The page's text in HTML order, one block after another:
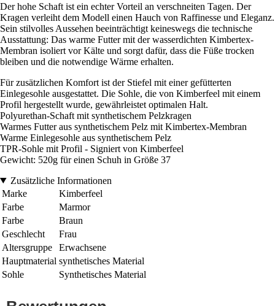
Der hohe Schaft ist ein echter Vorteil an verschneiten Tagen. Der
Kragen verleiht dem Modell einen Hauch von Raffinesse und Eleganz.
Sein stilvolles Aussehen beeinträchtigt keineswegs die technische
Ausstattung: Das warme Futter mit der wasserdichten Kimbertex-
Membran isoliert vor Kälte und sorgt dafür, dass die Füße trocken
bleiben und die notwendige Wärme erhalten.
Für zusätzlichen Komfort ist der Stiefel mit einer gefütterten
Einlegesohle ausgestattet. Die Sohle, die von Kimberfeel mit einem
Profil hergestellt wurde, gewährleistet optimalen Halt.
Polyurethan-Schaft mit synthetischem Pelzkragen
Warmes Futter aus synthetischem Pelz mit Kimbertex-Membran
Warme Einlegesohle aus synthetischem Pelz
TPR-Sohle mit Profil - Signiert von Kimberfeel
Gewicht: 520g für einen Schuh in Größe 37
Zusätzliche Informationen
Marke
Kimberfeel
Farbe
Marmor
Farbe
Braun
Geschlecht
Frau
Altersgruppe
Erwachsene
Hauptmaterial synthetisches Material
Sohle
Synthetisches Material